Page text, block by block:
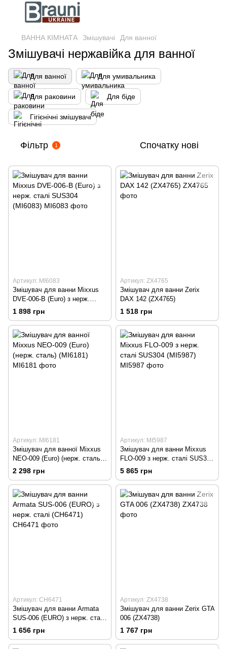
ВАННА КІМНАТА Змішувачі Для ванної
Змішувачі нержавійка для ванної
Для ванної Для умивальника
Для раковини Для біде
Гігієнічні змішувачі
Фільтр 1 Спочатку нові
Артикул: MI6083
Змішувач для ванни Mixxus
DVE-006-B (Euro) з нерж.
сталі SUS304 (MI6083)
1 898 грн
Артикул: ZX4765
Змішувач для ванни Zerix
DAX 142 (ZX4765)
1 518 грн
Артикул: MI6181
Змішувач для ванної Mixxus
NEO-009 (Euro) (нерж. сталь)
(MI6181)
2 298 грн
Артикул: MI5987
Змішувач для ванни Mixxus
FLO-009 з нерж. сталі SUS304
(MI5987)
5 865 грн
Артикул: CH6471
Змішувач для ванни Armata
SUS-006 (EURO) з нерж. сталі
(CH6471)
1 656 грн
Артикул: ZX4738
Змішувач для ванни Zerix GTA
006 (ZX4738)
1 767 грн